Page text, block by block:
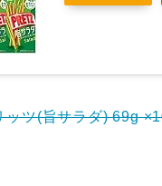
ッツ(旨サラダ) 69g